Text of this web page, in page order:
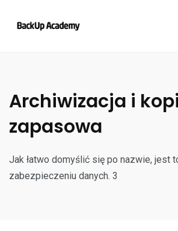
Archiwizacja i
zapasowa
Jak łatwo domyślić się po nazwie, jest
zabezpieczeniu danych. 3